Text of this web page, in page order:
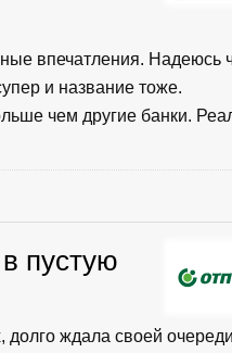
впечатления. Надеюсь
и название тоже.
чем другие банки.
пустую
ждала своей